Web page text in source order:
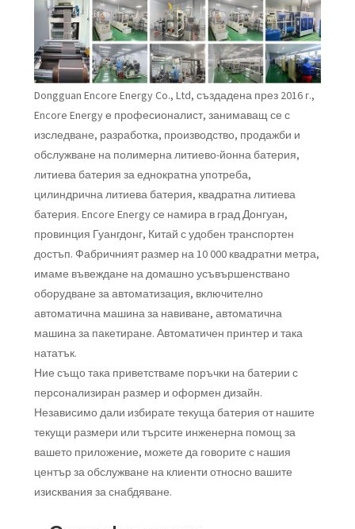
Dongguan Encore Energy Co., Ltd, създадена през 2016 г.,
Encore Energy е професионалист, занимаващ се с
изследване, разработка, производство, продажби и
обслужване на полимерна литиево-йонна батерия,
литиева батерия за еднократна употреба,
цилиндрична литиева батерия, квадратна литиева
батерия. Encore Energy се намира в град Донгуан,
провинция Гуангдонг, Китай с удобен транспортен
достъп. Фабричният размер на 10 000 квадратни метра,
имаме въвеждане на домашно усъвършенствано
оборудване за автоматизация, включително
автоматична машина за навиване, автоматична
машина за пакетиране. Автоматичен принтер и така
нататък.
Ние също така приветстваме поръчки на батерии с
персонализиран размер и оформен дизайн.
Независимо дали избирате текуща батерия от нашите
текущи размери или търсите инженерна помощ за
вашето приложение, можете да говорите с нашия
център за обслужване на клиенти относно вашите
изисквания за снабдяване.